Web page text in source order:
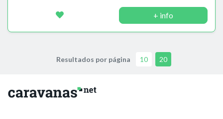
+ info
Resultados por página 10 20